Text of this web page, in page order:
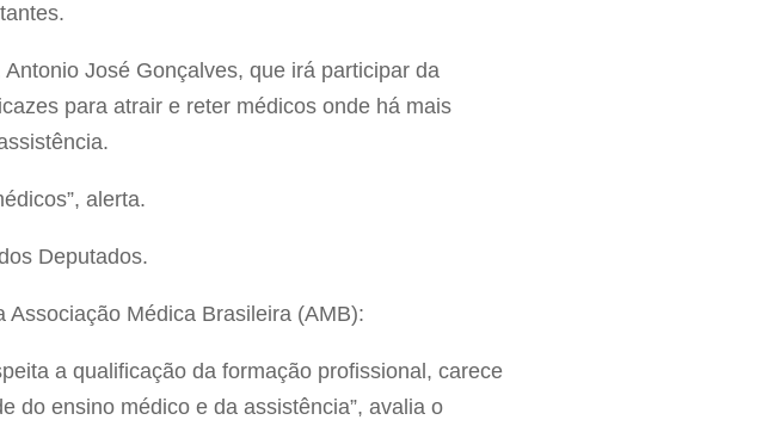
José Gonçalves, que irá participar da
para atrair e reter médicos onde há mais
alerta.
Deputados.
Médica Brasileira (AMB):
a qualificação da formação profissional, carece
do ensino médico e da assistência”, avalia o